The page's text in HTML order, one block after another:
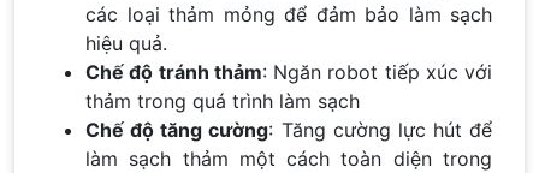
các loại thảm mỏng để đảm bảo làm sạch
hiệu quả.
Chế độ tránh thảm: Ngăn robot tiếp xúc với
thảm trong quá trình làm sạch
Chế độ tăng cường: Tăng cường lực hút để
làm sạch thảm một cách toàn diện trong